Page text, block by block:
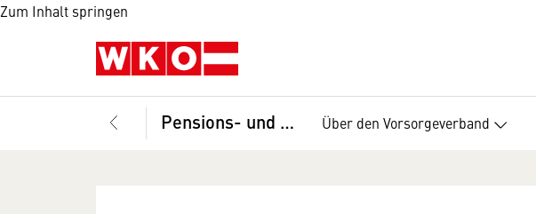
Zum Inhalt springen
Pensions- und Vorsorgekassen, Fachverband Über den Vorsorgeverband